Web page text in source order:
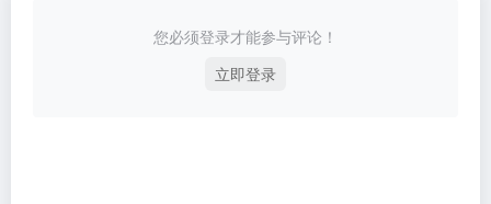
您必须登录才能参与评论！
立即登录